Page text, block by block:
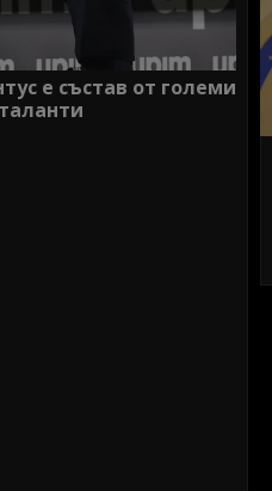
е състав от големи